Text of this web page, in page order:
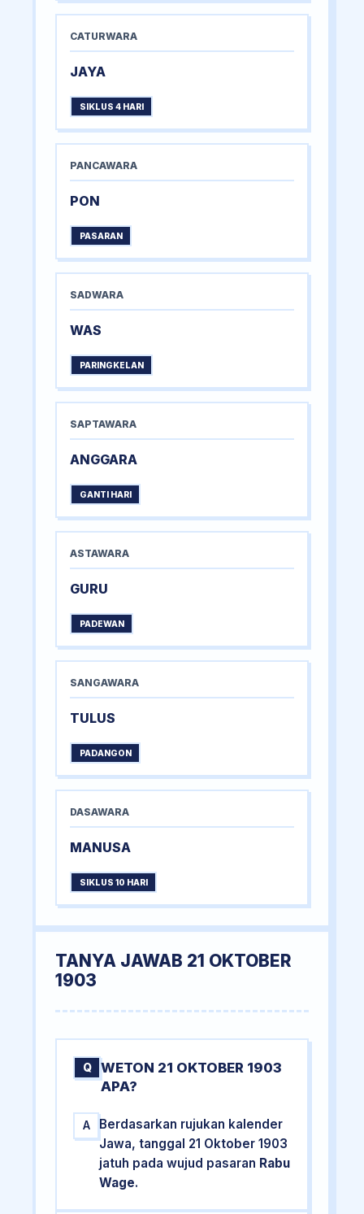
CATURWARA
JAYA
SIKLUS 4 HARI
PANCAWARA
PON
PASARAN
SADWARA
WAS
PARINGKELAN
SAPTAWARA
ANGGARA
GANTI HARI
ASTAWARA
GURU
PADEWAN
SANGAWARA
TULUS
PADANGON
DASAWARA
MANUSA
SIKLUS 10 HARI
TANYA JAWAB 21 OKTOBER
1903
Q
WETON 21 OKTOBER 1903
APA?
A
Berdasarkan rujukan kalender
Jawa, tanggal 21 Oktober 1903
jatuh pada wujud pasaran Rabu
Wage.